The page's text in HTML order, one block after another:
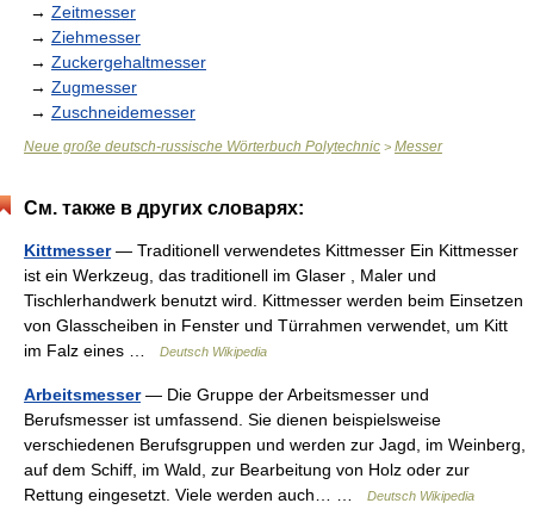
→ Zeitmesser
→ Ziehmesser
→ Zuckergehaltmesser
→ Zugmesser
→ Zuschneidemesser
Neue große deutsch-russische Wörterbuch Polytechnic > Messer
См. также в других словарях:
Kittmesser— Traditionell verwendetes Kittmesser Ein Kittmesser
ist ein Werkzeug, das traditionell im Glaser , Maler und
Tischlerhandwerk benutzt wird. Kittmesser werden beim Einsetzen
von Glasscheiben in Fenster und Türrahmen verwendet, um Kitt
im Falz eines …
Deutsch Wikipedia
Arbeitsmesser— Die Gruppe der Arbeitsmesser und
Berufsmesser ist umfassend. Sie dienen beispielsweise
verschiedenen Berufsgruppen und werden zur Jagd, im Weinberg,
auf dem Schiff, im Wald, zur Bearbeitung von Holz oder zur
Rettung eingesetzt. Viele werden auch… …
Deutsch Wikipedia